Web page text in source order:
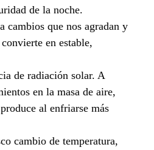
de la noche.
cambios que nos agradan y
en estable,
de radiación solar. A
en la masa de aire,
al enfriarse más
cambio de temperatura,